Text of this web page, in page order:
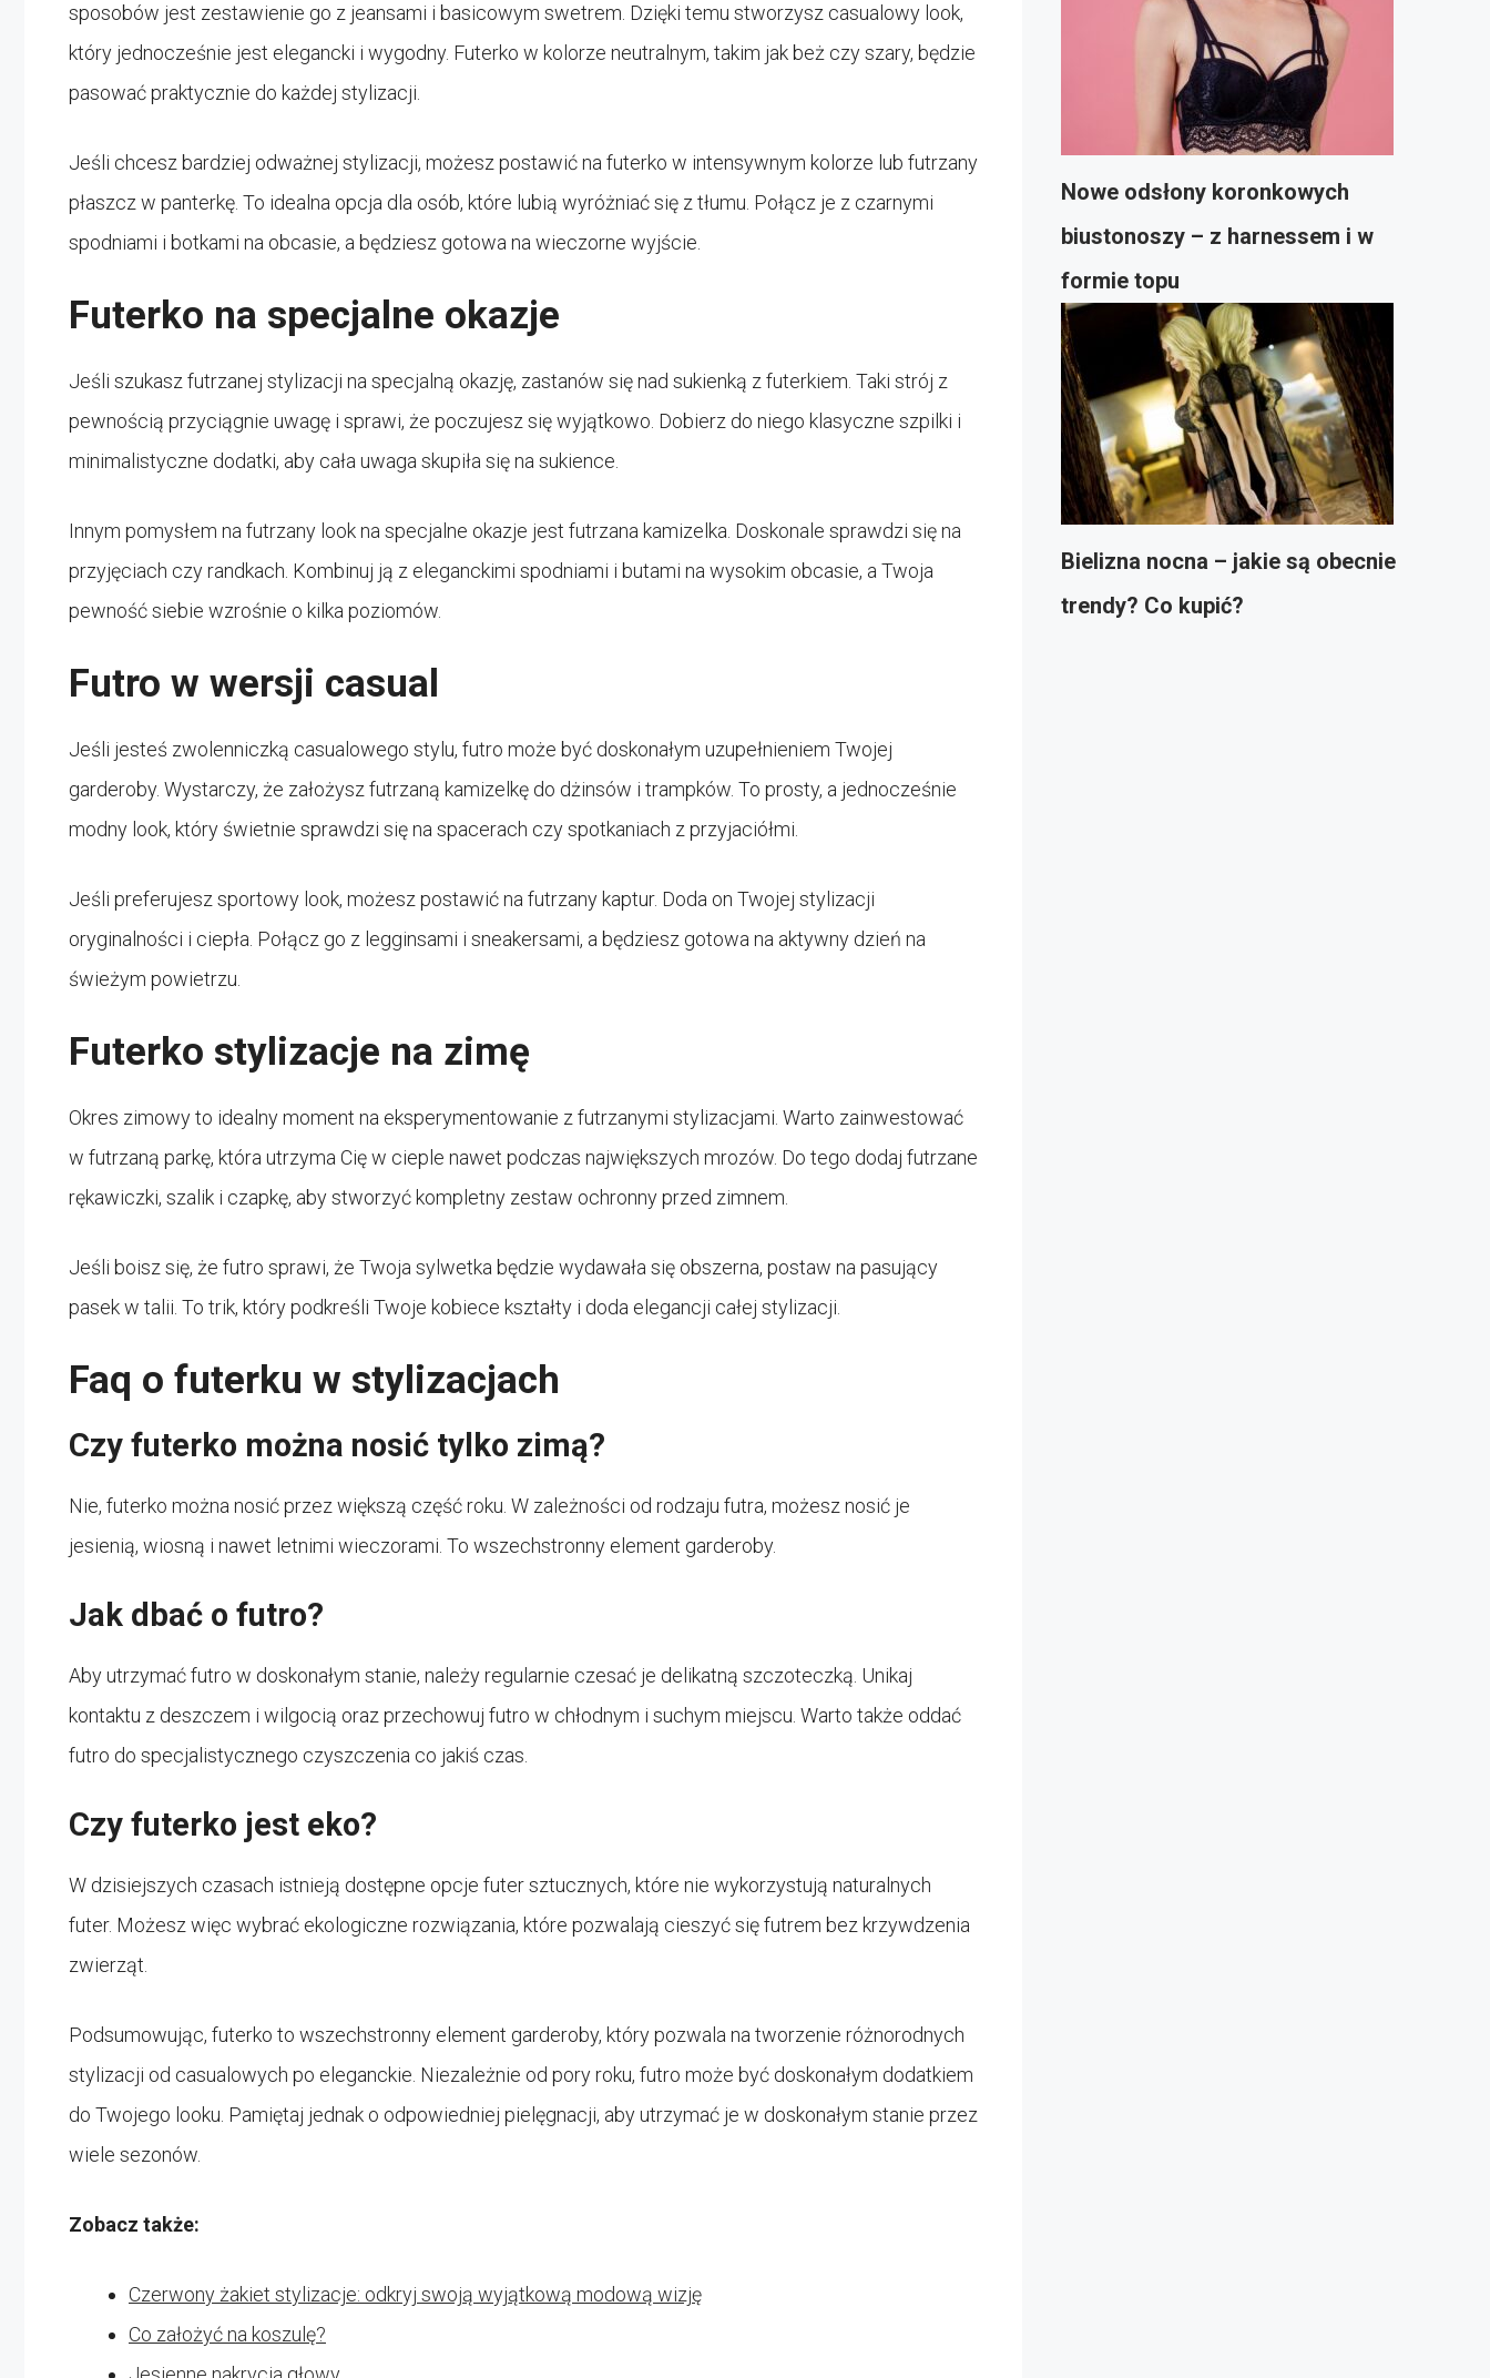
sposobów jest zestawienie go z jeansami i basicowym swetrem. Dzięki temu stworzysz casualowy look,
który jednocześnie jest elegancki i wygodny. Futerko w kolorze neutralnym, takim jak beż czy szary, będzie
pasować praktycznie do każdej stylizacji.
Jeśli chcesz bardziej odważnej stylizacji, możesz postawić na futerko w intensywnym kolorze lub futrzany
płaszcz w panterkę. To idealna opcja dla osób, które lubią wyróżniać się z tłumu. Połącz je z czarnymi
spodniami i botkami na obcasie, a będziesz gotowa na wieczorne wyjście.
Futerko na specjalne okazje
Jeśli szukasz futrzanej stylizacji na specjalną okazję, zastanów się nad sukienką z futerkiem. Taki strój z
pewnością przyciągnie uwagę i sprawi, że poczujesz się wyjątkowo. Dobierz do niego klasyczne szpilki i
minimalistyczne dodatki, aby cała uwaga skupiła się na sukience.
Innym pomysłem na futrzany look na specjalne okazje jest futrzana kamizelka. Doskonale sprawdzi się na
przyjęciach czy randkach. Kombinuj ją z eleganckimi spodniami i butami na wysokim obcasie, a Twoja
pewność siebie wzrośnie o kilka poziomów.
Futro w wersji casual
Jeśli jesteś zwolenniczką casualowego stylu, futro może być doskonałym uzupełnieniem Twojej
garderoby. Wystarczy, że założysz futrzaną kamizelkę do dżinsów i trampków. To prosty, a jednocześnie
modny look, który świetnie sprawdzi się na spacerach czy spotkaniach z przyjaciółmi.
Jeśli preferujesz sportowy look, możesz postawić na futrzany kaptur. Doda on Twojej stylizacji
oryginalności i ciepła. Połącz go z legginsami i sneakersami, a będziesz gotowa na aktywny dzień na
świeżym powietrzu.
Futerko stylizacje na zimę
Okres zimowy to idealny moment na eksperymentowanie z futrzanymi stylizacjami. Warto zainwestować
w futrzaną parkę, która utrzyma Cię w cieple nawet podczas największych mrozów. Do tego dodaj futrzane
rękawiczki, szalik i czapkę, aby stworzyć kompletny zestaw ochronny przed zimnem.
Jeśli boisz się, że futro sprawi, że Twoja sylwetka będzie wydawała się obszerna, postaw na pasujący
pasek w talii. To trik, który podkreśli Twoje kobiece kształty i doda elegancji całej stylizacji.
Faq o futerku w stylizacjach
Czy futerko można nosić tylko zimą?
Nie, futerko można nosić przez większą część roku. W zależności od rodzaju futra, możesz nosić je
jesienią, wiosną i nawet letnimi wieczorami. To wszechstronny element garderoby.
Jak dbać o futro?
Aby utrzymać futro w doskonałym stanie, należy regularnie czesać je delikatną szczoteczką. Unikaj
kontaktu z deszczem i wilgocią oraz przechowuj futro w chłodnym i suchym miejscu. Warto także oddać
futro do specjalistycznego czyszczenia co jakiś czas.
Czy futerko jest eko?
W dzisiejszych czasach istnieją dostępne opcje futer sztucznych, które nie wykorzystują naturalnych
futer. Możesz więc wybrać ekologiczne rozwiązania, które pozwalają cieszyć się futrem bez krzywdzenia
zwierząt.
Podsumowując, futerko to wszechstronny element garderoby, który pozwala na tworzenie różnorodnych
stylizacji od casualowych po eleganckie. Niezależnie od pory roku, futro może być doskonałym dodatkiem
do Twojego looku. Pamiętaj jednak o odpowiedniej pielęgnacji, aby utrzymać je w doskonałym stanie przez
wiele sezonów.
Zobacz także:
Czerwony żakiet stylizacje: odkryj swoją wyjątkową modową wizję
Co założyć na koszulę?
Nowe odsłony koronkowych
biustonoszy – z harnessem i w
formie topu
Bielizna nocna – jakie są obecnie
trendy? Co kupić?